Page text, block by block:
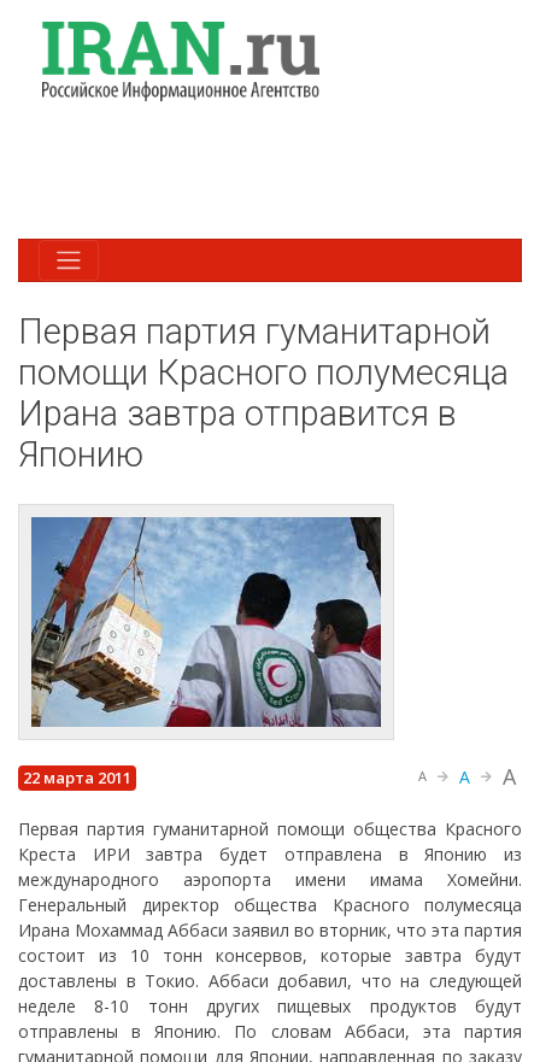
Первая партия гуманитарной
помощи Красного полумесяца
Ирана завтра отправится в
Японию
22 марта 2011 A A A
Первая партия гуманитарной помощи общества Красного
Креста ИРИ завтра будет отправлена в Японию из
международного аэропорта имени имама Хомейни.
Генеральный директор общества Красного полумесяца
Ирана Мохаммад Аббаси заявил во вторник, что эта партия
состоит из 10 тонн консервов, которые завтра будут
доставлены в Токио. Аббаси добавил, что на следующей
неделе 8-10 тонн других пищевых продуктов будут
отправлены в Японию. По словам Аббаси, эта партия
гуманитарной помощи для Японии, направленная по заказу